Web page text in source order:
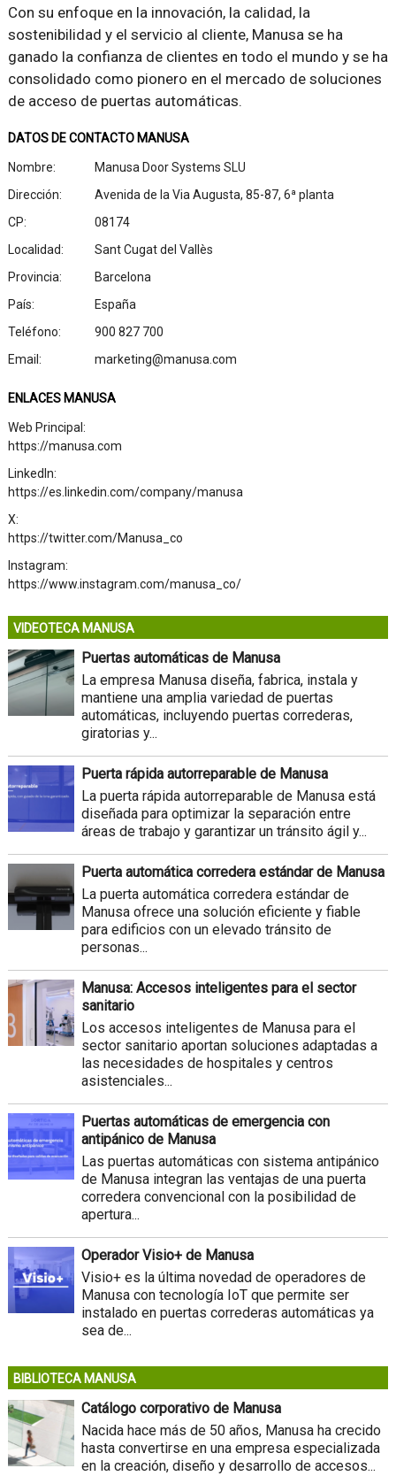
Con su enfoque en la innovación, la calidad, la
sostenibilidad y el servicio al cliente, Manusa se ha
ganado la confianza de clientes en todo el mundo y se ha
consolidado como pionero en el mercado de soluciones
de acceso de puertas automáticas.
DATOS DE CONTACTO MANUSA
Nombre:
Manusa Door Systems SLU
Dirección:
Avenida de la Via Augusta, 85-87, 6ª planta
CP:
08174
Localidad:
Sant Cugat del Vallès
Provincia:
Barcelona
País:
España
Teléfono:
900 827 700
Email:
marketing@manusa.com
ENLACES MANUSA
Web Principal:
https://manusa.com
LinkedIn:
https://es.linkedin.com/company/manusa
X:
https://twitter.com/Manusa_co
Instagram:
https://www.instagram.com/manusa_co/
VIDEOTECA MANUSA
Puertas automáticas de Manusa
La empresa Manusa diseña, fabrica, instala y
mantiene una amplia variedad de puertas
automáticas, incluyendo puertas correderas,
giratorias y...
Puerta rápida autorreparable de Manusa
La puerta rápida autorreparable de Manusa está
diseñada para optimizar la separación entre
áreas de trabajo y garantizar un tránsito ágil y...
Puerta automática corredera estándar de Manusa
La puerta automática corredera estándar de
Manusa ofrece una solución eficiente y fiable
para edificios con un elevado tránsito de
personas...
Manusa: Accesos inteligentes para el sector
sanitario
Los accesos inteligentes de Manusa para el
sector sanitario aportan soluciones adaptadas a
las necesidades de hospitales y centros
asistenciales...
Puertas automáticas de emergencia con
antipánico de Manusa
Las puertas automáticas con sistema antipánico
de Manusa integran las ventajas de una puerta
corredera convencional con la posibilidad de
apertura...
Operador Visio+ de Manusa
Visio+ es la última novedad de operadores de
Manusa con tecnología IoT que permite ser
instalado en puertas correderas automáticas ya
sea de...
BIBLIOTECA MANUSA
Catálogo corporativo de Manusa
Nacida hace más de 50 años, Manusa ha crecido
hasta convertirse en una empresa especializada
en la creación, diseño y desarrollo de accesos...